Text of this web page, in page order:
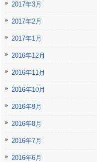
2017年3月
2017年2月
2017年1月
2016年12月
2016年11月
2016年10月
2016年9月
2016年8月
2016年7月
2016年6月